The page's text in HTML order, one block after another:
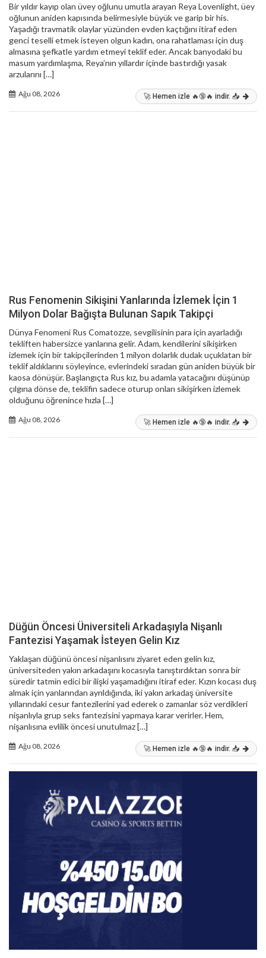
Bir yıldır kayıp olan üvey oğlunu umutla arayan Reya Lovenlight, üey
oğlunun aniden kapısında belirmesiyle büyük ve garip bir his.
Yaşadığı travmatik olaylar yüzünden evden kaçtığını itiraf eden
genci teselli etmek isteyen olgun kadın, ona rahatlaması için duş
almasına şefkatle yardım etmeyi teklif eder. Ancak banyodaki bu
masum yardımlaşma, Reya’nın yıllardır içinde bastırdığı yasak
arzularını […]
Ağu 08, 2026 🚀 Hemen izle 🔥🔞🔥 indir. 📥
Rus Fenomenin Sikişini Yanlarında İzlemek İçin 1
Milyon Dolar Bağışta Bulunan Sapık Takipçi
Dünya Fenomeni Rus Comatozze, sevgilisinin para için ayarladığı
tekliften habersizce yanlarına gelir. Adam, kendilerini sikişirken
izlemek için bir takipçilerinden 1 milyon dolarlık dudak uçuklatan bir
teklif aldıklarını söyleyince, evlerindeki sıradan gün aniden büyük bir
kaosa dönüşür. Başlangıçta Rus kız, bu adamla yatacağını düşünüp
çılgına dönse de, teklifin sadece oturup onları sikişirken izlemek
olduğunu öğrenince hızla […]
Ağu 08, 2026 🚀 Hemen izle 🔥🔞🔥 indir. 📥
Düğün Öncesi Üniversiteli Arkadaşıyla Nişanlı
Fantezisi Yaşamak İsteyen Gelin Kız
Yaklaşan düğünü öncesi nişanlısını ziyaret eden gelin kız,
üniversiteden yakın arkadaşını kocasıyla tanıştırdıktan sonra bir
süredir tatmin edici bir ilişki yaşamadığını itiraf eder. Kızın kocası duş
almak için yanlarından ayrıldığında, iki yakın arkadaş üniversite
yıllarındaki cesur fantezilerini yad ederek o zamanlar söz verdikleri
nişanlıyla grup seks fantezisini yapmaya karar verirler. Hem,
nişanlısına evlilik öncesi unutulmaz […]
Ağu 08, 2026 🚀 Hemen izle 🔥🔞🔥 indir. 📥